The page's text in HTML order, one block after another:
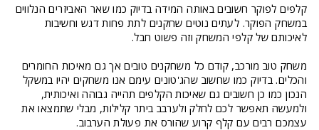
קלפים לפוקר חשובים באותה המידה בדיוק כמו שאר האביזרים הנלווים
במשחק הפוקר. לעתים נוטים שחקנים לתת פחות דגש וחשיבות
לאיכותם של קלפי המשחק וזה פשוט חבל.
משחק טוב מורכב, קודם כל משחקנים טובים אך גם מאיכות החומרים
והכלים. בדיוק כמו שחשוב שהג'טונים עימם אנו משחקים יהיו במשקל
הנכון כמו כן חשובים גם שאיכות הקלפים תהייה גבוהה ואיכותית,
ולמעשה תאפשר לכם לחלק ולערבב ביתר קלילות, מבלי שתמצאו את
עצמכם רבים עם קלף קרוע שהורס את פעולת הערבוב.